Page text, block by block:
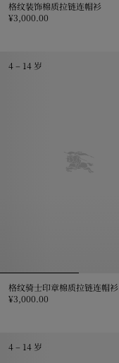
格纹装饰棉质拉链连帽衫
¥3,000.00
4 – 14 岁
格纹骑士印章棉质拉链连帽衫
¥3,000.00
4 – 14 岁